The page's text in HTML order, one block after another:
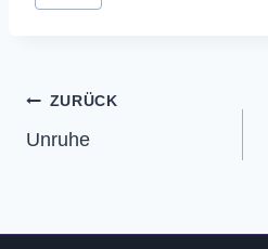
Beitragsnavigation
ZURÜCK
Unruhe